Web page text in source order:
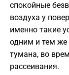
спокойные
воздуха у
именно такие
одним и тем же
тумана, во
рассеивания.